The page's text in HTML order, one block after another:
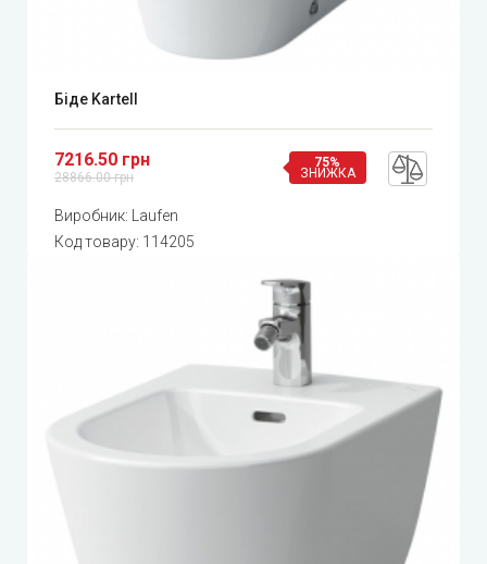
Біде Kartell
7216.50 грн
28866.00 грн
75%
ЗНИЖКА
Виробник:
Laufen
Код товару: 114205